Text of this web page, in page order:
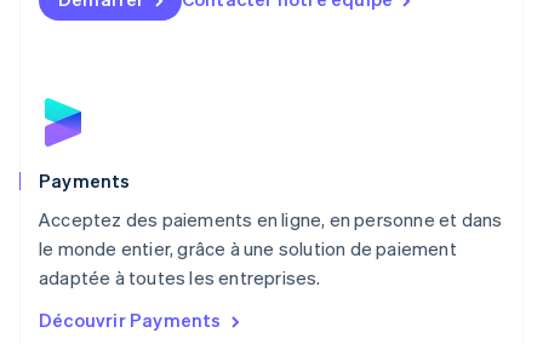
Payments
Acceptez des paiements en ligne, en personne et dans
le monde entier, grâce à une solution de paiement
adaptée à toutes les entreprises.
Découvrir Payments
Malte
Norvège
English
English
NederlandsEnglish
Pologne
English
PortuguêsEnglish